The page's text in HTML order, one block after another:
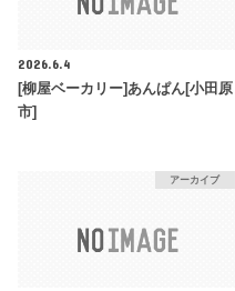
2026.6.4
[柳屋ベーカリー]あんぱん[小田原
市]
アーカイブ